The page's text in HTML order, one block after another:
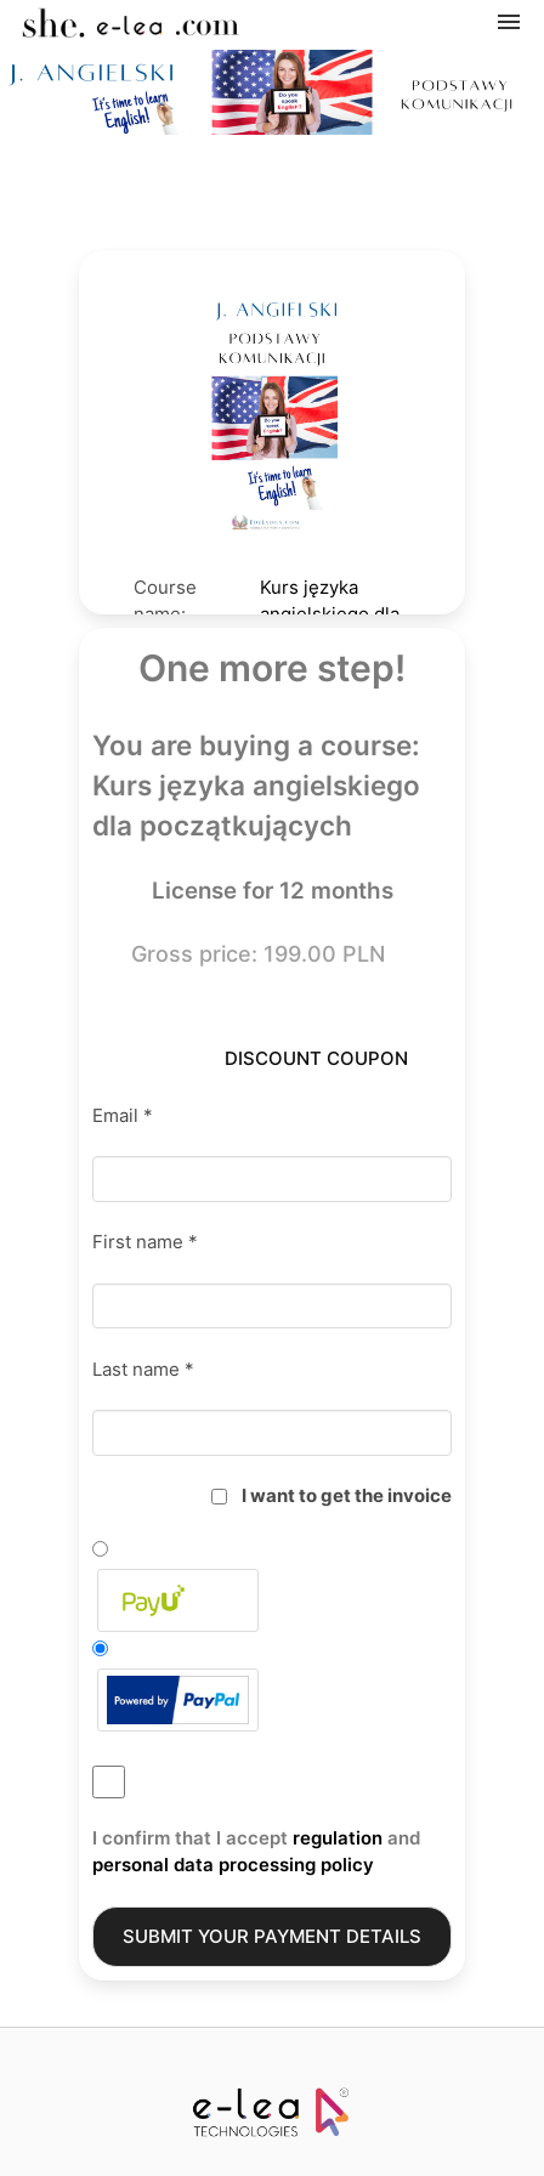
Navigation
Home
Course
name:
author:
Kurs języka
angielskiego dla
Marek Kiona
(mos):
Price:
199.00 PLN
One more step!
You are buying a course:
Kurs języka angielskiego
dla początkujących
License for 12 months
Gross price: 199.00 PLN
Email *
First name *
Last name *
I want to get the invoice
I confirm that I accept regulation and
personal data processing policy